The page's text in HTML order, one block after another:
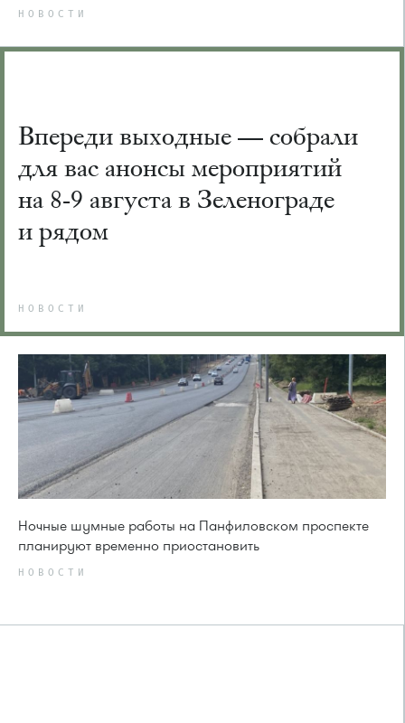
НОВОСТИ
Впереди выходные — собрали
для вас анонсы мероприятий
на 8-9 августа в Зеленограде
и рядом
НОВОСТИ
Ночные шумные работы на Панфиловском проспекте
планируют временно приостановить
НОВОСТИ